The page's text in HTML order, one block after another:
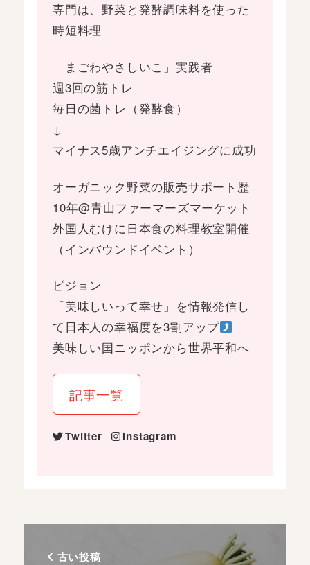
専門は、野菜と発酵調味料を使った
時短料理
「まごわやさしいこ」実践者
週3回の筋トレ
毎日の菌トレ（発酵食）
↓
マイナス5歳アンチエイジングに成功
オーガニック野菜の販売サポート歴
10年@青山ファーマーズマーケット
外国人むけに日本食の料理教室開催
（インバウンドイベント）
ビジョン
「美味しいって幸せ」を情報発信し
て日本人の幸福度を3割アップ
美味しい国ニッポンから世界平和へ
記事一覧
Twitter Instagram
古い投稿